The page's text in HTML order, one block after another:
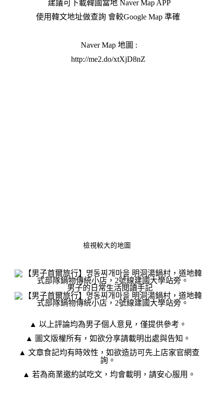
建議可下載韓國當地 Naver Map APP
使用韓文地址做查詢 會較Google Map 準確
Naver Map 地圖 :
http://me2.do/xtXjD8nZ
檢視較大的地圖
男子的日常生活閱讀手記
▲ 以上評論均為男子個人意見，僅提供參考。
▲ 圖文版權所有，如欲分享請載明出處與告知。
▲ 文章食記均有時效性，如欲造訪可先上店家官網查
詢。
▲ 若為商業邀約試吃文，均會載明，請安心服用。